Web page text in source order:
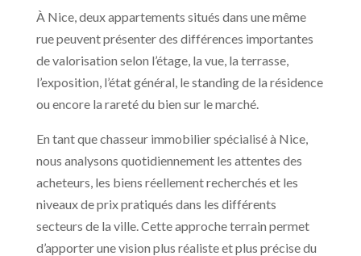
À Nice, deux appartements situés dans une même
rue peuvent présenter des différences importantes
de valorisation selon l’étage, la vue, la terrasse,
l’exposition, l’état général, le standing de la résidence
ou encore la rareté du bien sur le marché.
En tant que chasseur immobilier spécialisé à Nice,
nous analysons quotidiennement les attentes des
acheteurs, les biens réellement recherchés et les
niveaux de prix pratiqués dans les différents
secteurs de la ville. Cette approche terrain permet
d’apporter une vision plus réaliste et plus précise du